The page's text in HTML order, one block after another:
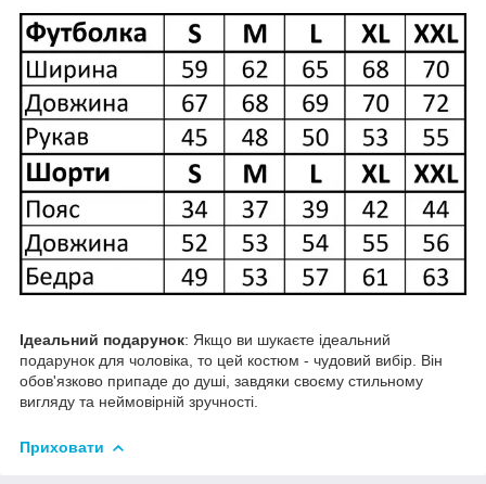
Ідеальний подарунок: Якщо ви шукаєте ідеальний
подарунок для чоловіка, то цей костюм - чудовий вибір. Він
обов'язково припаде до душі, завдяки своєму стильному
вигляду та неймовірній зручності.
Приховати